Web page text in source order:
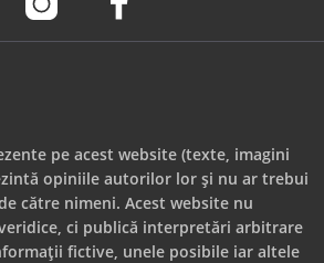
pe acest website (texte, imagini
opiniile autorilor lor și nu ar trebui
către nimeni. Acest website nu
ci publică interpretări arbitrare
fictive, unele posibile iar altele